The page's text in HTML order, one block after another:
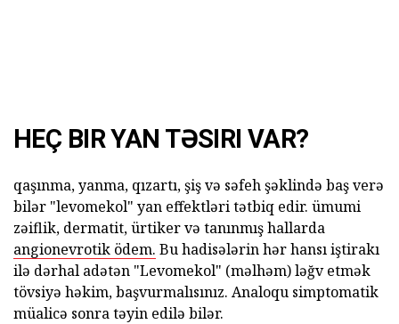
HEÇ BIR YAN TƏSIRI VAR?
qaşınma, yanma, qızartı, şiş və səfeh şəklində baş verə
bilər "levomekol" yan effektləri tətbiq edir. ümumi
zəiflik, dermatit, ürtiker və tanınmış hallarda
angionevrotik ödem. Bu hadisələrin hər hansı iştirakı
ilə dərhal adətən "Levomekol" (məlhəm) ləğv etmək
tövsiyə həkim, başvurmalısınız. Analoqu simptomatik
müalicə sonra təyin edilə bilər.